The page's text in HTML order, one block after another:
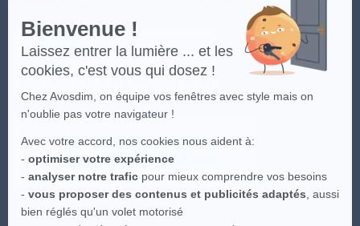
Bienvenue !
Laissez entrer la lumière ... et les
cookies, c'est vous qui dosez !
Chez Avosdim, on équipe vos fenêtres avec style mais on
n'oublie pas votre navigateur !
Avec votre accord, nos cookies nous aident à:
- optimiser votre expérience
- analyser notre trafic pour mieux comprendre vos besoins
- vous proposer des contenus et publicités adaptés , aussi
bien réglés qu'un volet motorisé